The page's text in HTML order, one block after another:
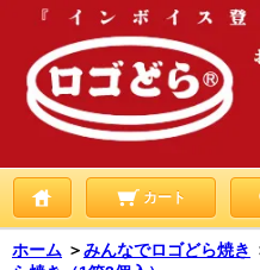
カート
ホーム ＞みんなでロゴどら焼き